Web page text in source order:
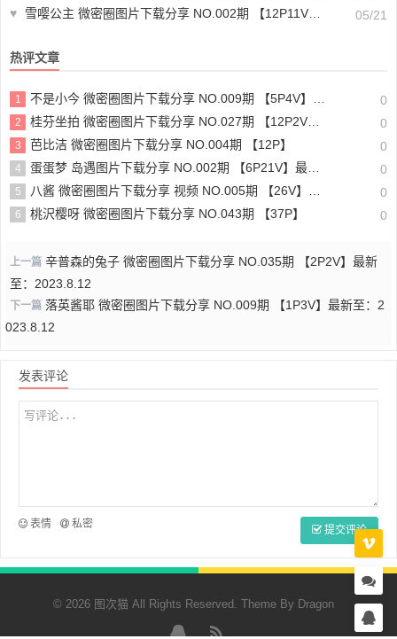
♥
雪嘤公主 微密圈图片下载分享 NO.002期 【12P11V】最新至：2023.7.22 05/21
热评文章
1 不是小今 微密圈图片下载分享 NO.009期 【5P4V】最新至：2025.4.7 0
2 桂芬坐拍 微密圈图片下载分享 NO.027期 【12P2V】最新至：2023.11.14 0
3 芭比洁 微密圈图片下载分享 NO.004期 【12P】 0
4 蛋蛋梦 岛遇图片下载分享 NO.002期 【6P21V】最新至：2025.6.9 0
5 八酱 微密圈图片下载分享 视频 NO.005期 【26V】最新至：2023.11.18 0
6 桃沢樱呀 微密圈图片下载分享 NO.043期 【37P】 0
上一篇 辛普森的兔子 微密圈图片下载分享 NO.035期 【2P2V】最新
至：2023.8.12
下一篇 落英酱耶 微密圈图片下载分享 NO.009期 【1P3V】最新至：2
023.8.12
发表评论
表情 私密 提交评论
© 2026 图次猫 All Rights Reserved. Theme By Dragon